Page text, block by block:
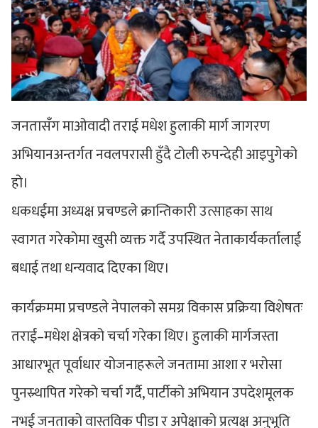
जनतासँग माओवादी तराई मधेश हुलाकी मार्ग जागरण
अभियानअन्तर्गत नवलपरासी हुँदै टोली रुपन्देही आइपुगेको
हो।
धकधईमा अध्यक्ष प्रचण्डले क्रान्तिकारी उत्साहका साथ
स्वागत गरेकोमा खुसी व्यक्त गर्दै उपस्थित नेताकार्यकर्तालाई
बधाई तथा धन्यवाद दिएका थिए।
कार्यक्रममा प्रचण्डले नेपालको समग्र विकास प्रक्रिया विशेषतः
तराई–मधेश क्षेत्रको चर्चा गरेका थिए। हुलाकी मार्गजस्ता
आधारभूत पूर्वाधार योजनाहरूले जनतामा आशा र भरोसा
पुनस्र्थापित गरेको चर्चा गर्दै, पार्टीको अभियान उपदेशमूलक
नभई जनताको वास्तविक पीडा र अपेक्षाको प्रत्यक्ष अनुभूति